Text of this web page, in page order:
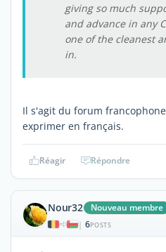
giving so much
and advance in any
one of the cleanest
in.
Il s'agit du forum
exprimer en français.
Réagir Répondre
Nour32 Nouveau membre
| 6POSTS